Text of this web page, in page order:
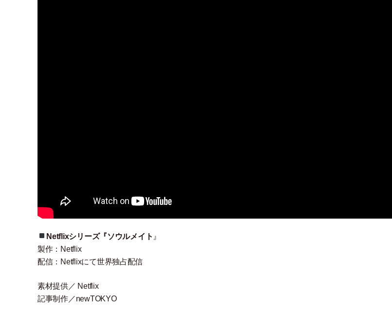
Netflixシリーズ『ソウルメイト 』
製作：Netflix
配信：Netflixにて世界独占配信
素材提供／ Netflix
記事制作／newTOKYO